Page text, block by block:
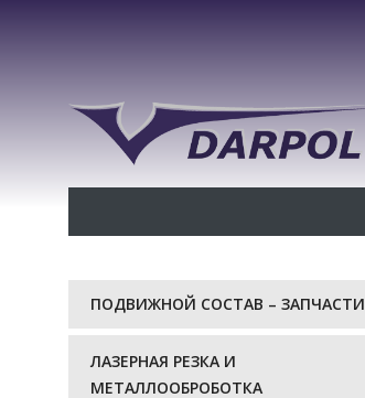
ПОДВИЖНОЙ СОСТАВ – ЗАПЧАСТИ
ЛАЗЕРНАЯ РЕЗКА И
МЕТАЛЛООБРОБОТКА